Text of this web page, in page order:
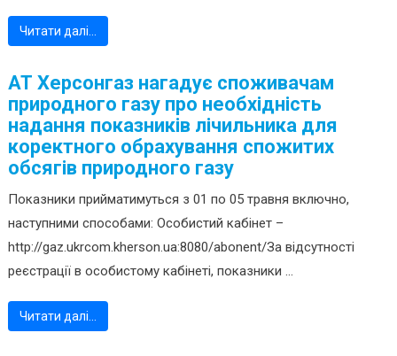
Читати далі…
АТ Херсонгаз нагадує споживачам
природного газу про необхідність
надання показників лічильника для
коректного обрахування спожитих
обсягів природного газу
Показники прийматимуться з 01 по 05 травня включно,
наступними способами: Особистий кабінет –
http://gaz.ukrcom.kherson.ua:8080/abonent/За відсутності
реєстрації в особистому кабінеті, показники ...
Читати далі…